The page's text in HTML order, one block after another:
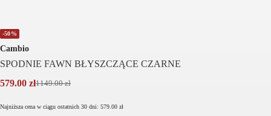
-50%
Cambio
SPODNIE FAWN BŁYSZCZĄCE CZARNE
1149.00zł
Pierwotna
wynosiła:
579.00 zł
Aktualna
wynosi:
Najniższa cena w ciągu ostatnich 30 dni: 579.00 zł